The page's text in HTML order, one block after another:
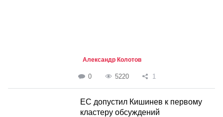
Александр Колотов
0 5220 1
ЕС допустил Кишинев к первому
кластеру обсуждений